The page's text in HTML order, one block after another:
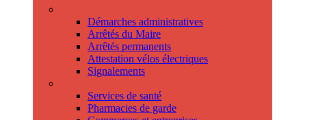
Démarches administratives
Arrêtés du Maire
Arrêtés permanents
Attestation vélos électriques
Signalements
Services de santé
Pharmacies de garde